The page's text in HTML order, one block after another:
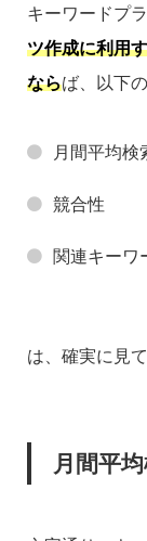
キーワードプ
ツ作成に利用
ならば、以下
月間平均検
競合性
関連キーワ
は、確実に見
月間平